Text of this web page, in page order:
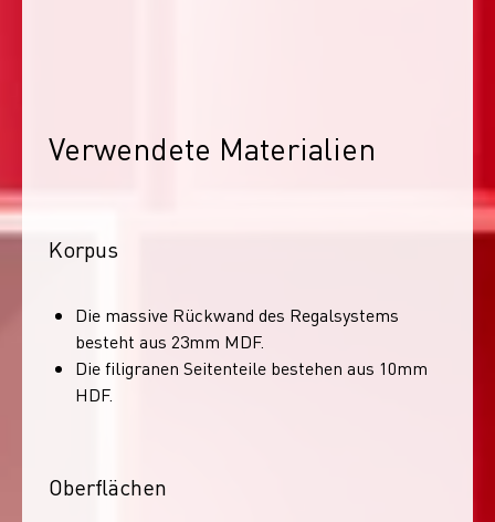
Verwendete Materialien
Korpus
Die massive Rückwand des Regalsystems
besteht aus 23mm MDF.
Die filigranen Seitenteile bestehen aus 10mm
HDF.
Oberflächen